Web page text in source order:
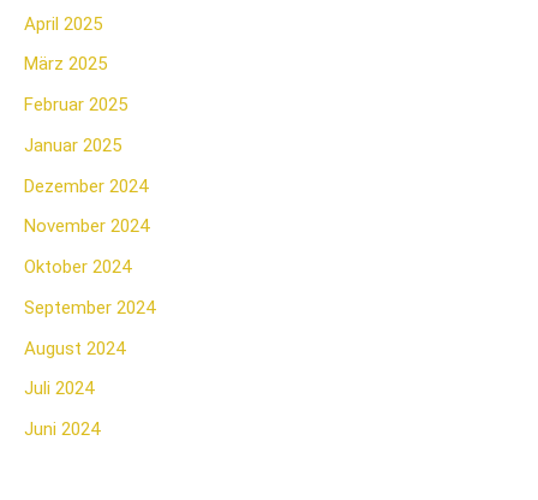
April 2025
März 2025
Februar 2025
Januar 2025
Dezember 2024
November 2024
Oktober 2024
September 2024
August 2024
Juli 2024
Juni 2024